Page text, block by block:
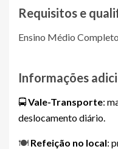
Requisitos e
Ensino Médio Completo
Informações
🚍Vale-Transporte:
deslocamento diário.
🍽️ Refeição no local: